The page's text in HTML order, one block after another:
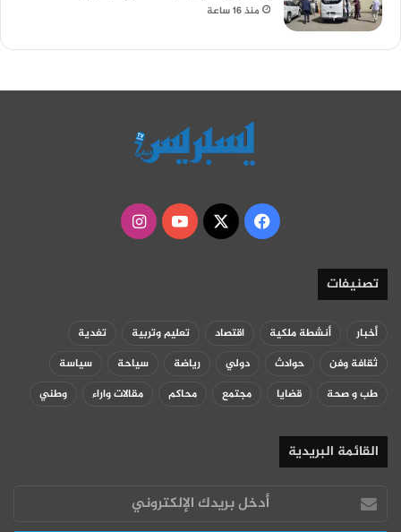
منذ 16 ساعة
فيسبوك
‫X
‫YouTubeانستقرام
تصنيفات
أخبار أنشطة ملكية اقتصاد تعليم وتربية
تغدية
ثقافة وفن
حوادث دولي رياضة سياحة
سياسة
طب و صحة
قضايا مجتمع محاكم مقالات واراء وطني
القائمة البريدية
أدخل
بريدك